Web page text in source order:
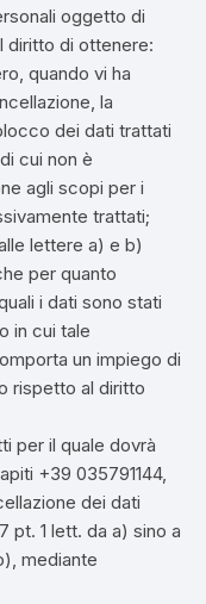
oggetto di
diritto di ottenere:
quando vi ha
la
dei dati trattati
cui non è
agli scopi per i
trattati;
lettere a) e b)
per quanto
i dati sono stati
in cui tale
un impiego di
rispetto al diritto
per il quale dovrà
+39 035791144,
dei dati
pt. 1 lett. da a) sino a
mediante